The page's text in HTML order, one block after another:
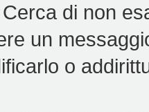
di non
un
o